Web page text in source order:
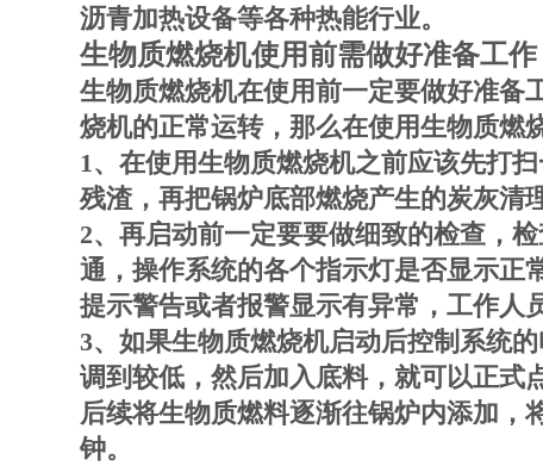
沥青加热设备等各种热能行业。
生物质燃烧机使用前需做好准备工作
生物质燃烧机在使用前一定要做好准备
烧机的正常运转，那么在使用生物质燃
1、在使用生物质燃烧机之前应该先打
残渣，再把锅炉底部燃烧产生的炭灰清
2、再启动前一定要要做细致的检查，
通，操作系统的各个指示灯是否显示正
提示警告或者报警显示有异常，工作人
3、如果生物质燃烧机启动后控制系统
调到较低，然后加入底料，就可以正式
后续将生物质燃料逐渐往锅炉内添加，
钟。